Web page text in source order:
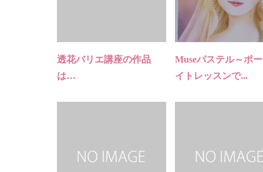
透花バリエ講座の作品
は…
Museパステル～ポ
イトレッスンで...